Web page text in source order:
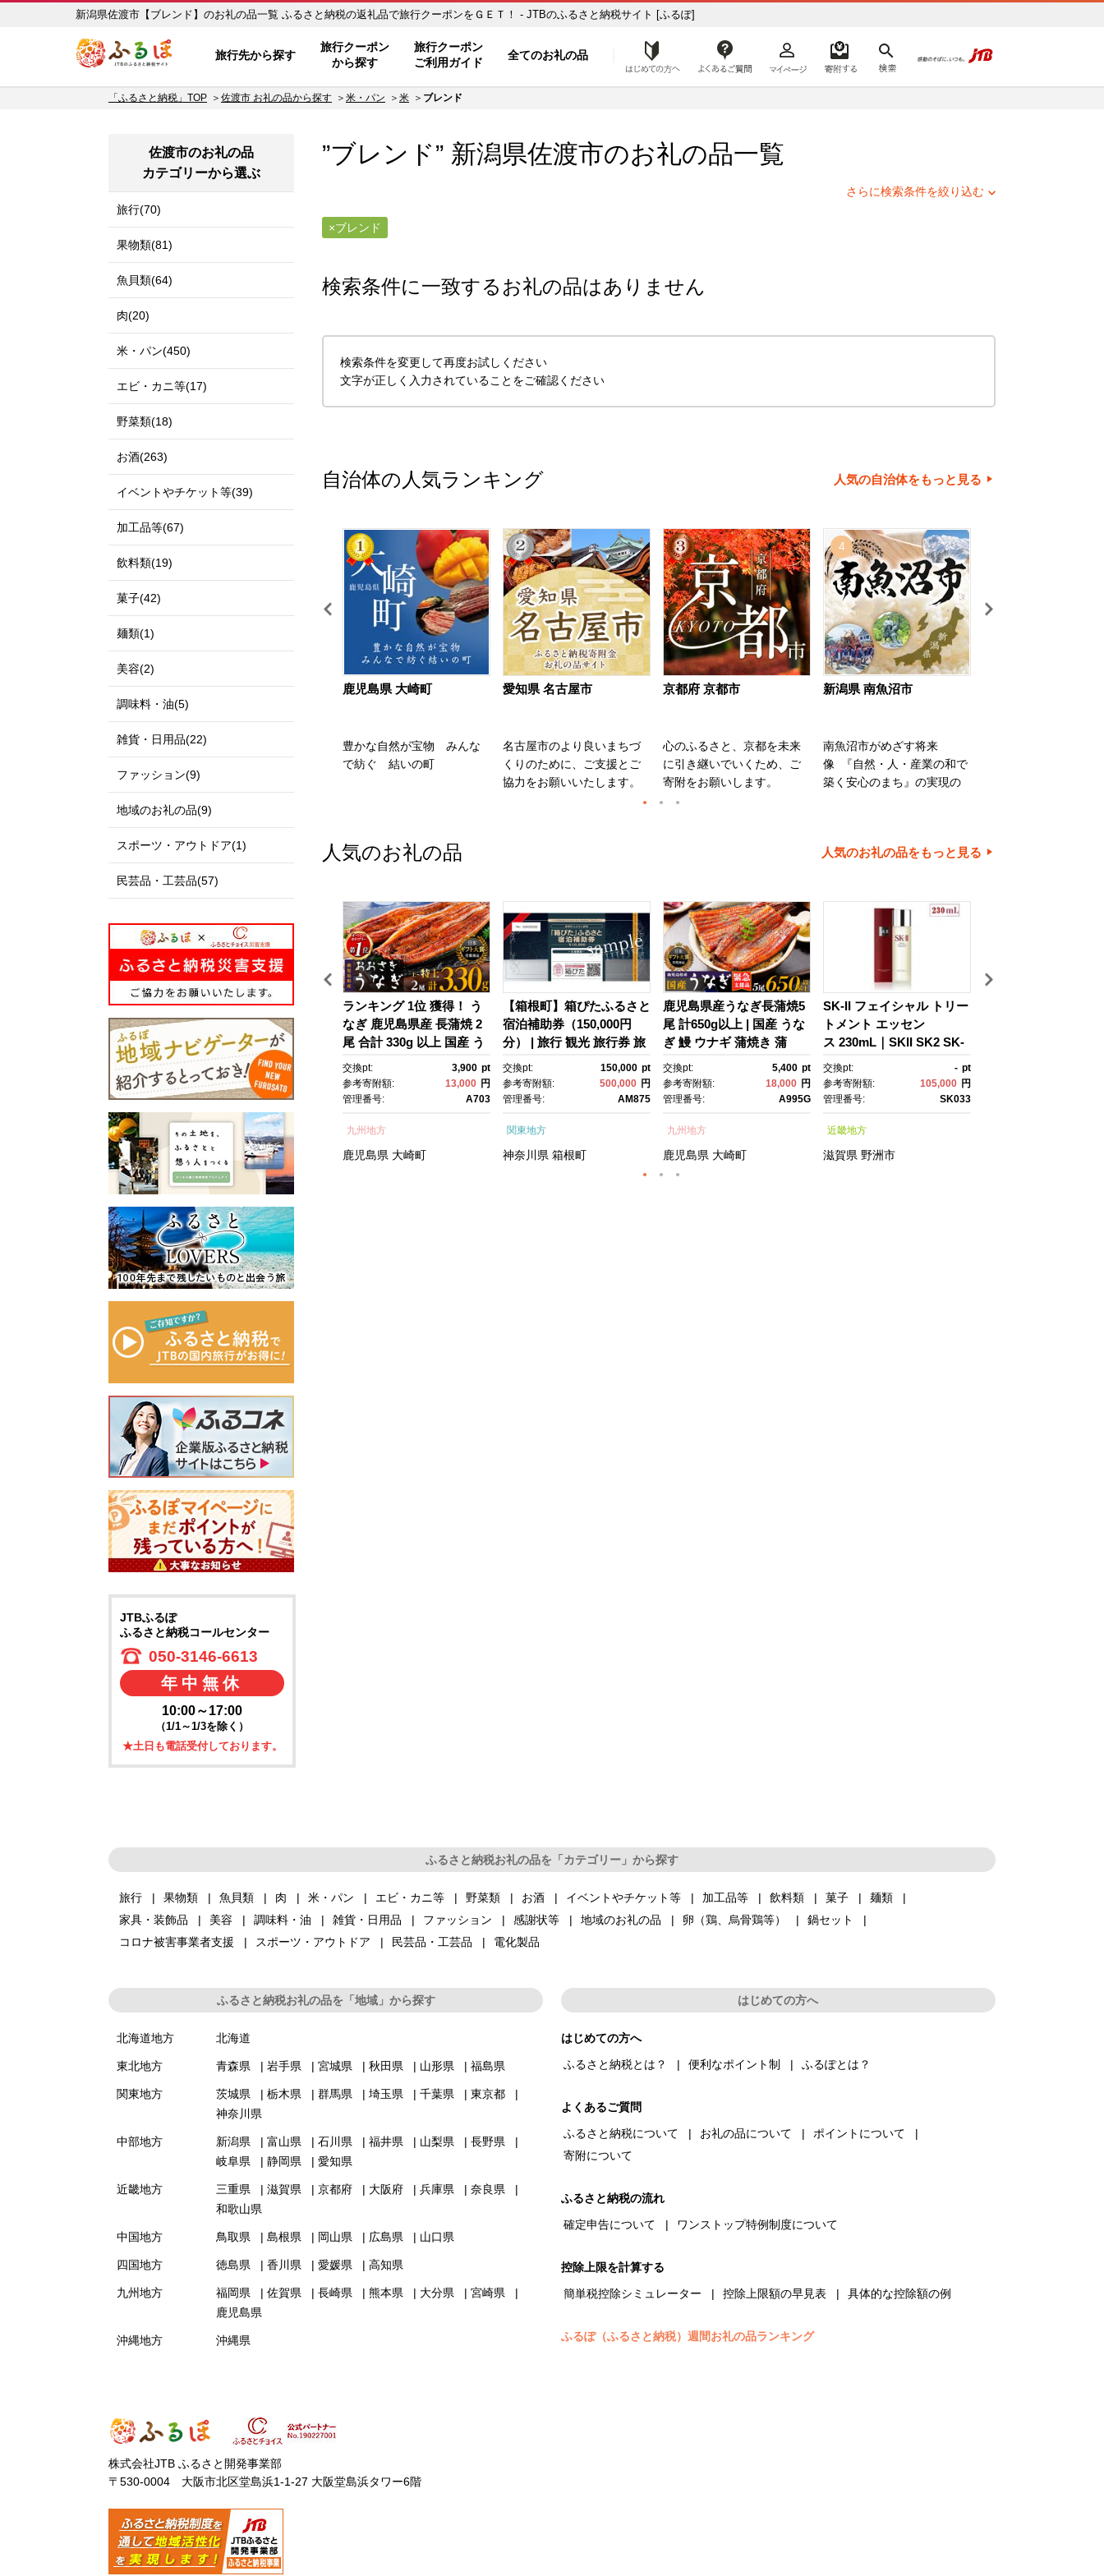
新潟県佐渡市【ブレンド】のお礼の品一覧 ふるさと納税の返礼品で旅行クーポンをＧＥＴ！ - JTBのふるさと納税サイト [ふるぽ]
旅行先から探す
旅行クーポン
から探す
旅行クーポン
ご利用ガイド
全てのお礼の品 はじめての方へ
「ふるさと納税」TOP 佐渡市 お礼の品から探す 米・パン 米 ブレンド
”ブレンド” 新潟県佐渡市のお礼の品一覧
さらに検索条件を絞り込む
ブレンド
検索条件に一致するお礼の品はありません
検索条件を変更して再度お試しください
文字が正しく入力されていることをご確認ください
自治体の人気ランキング 人気の自治体をもっと見る
和歌山県 和歌山市
和歌山市のことを知ってほ
づいてほしい！そして和歌
12
鳥取県 北栄町
私たちのまち北栄町は、鳥
口約14,000人の町です。
松の景色が美しい北条砂丘
を望む黒ぼく地帯の丘陵地
があり、豊かな自然に囲ま
れています。
し、スイカ、ぶどう、らっ
きょう、長芋などさまざま
な魅力ある農産物が生み出
されています。
また、漫画「名探偵コナ
ン」の作者である青山剛昌
氏の出身地であり、駅構内
に「名探偵コナン」の装飾
が施されたコナン駅（JR由
良駅）や青山氏の思い出の
青山剛昌ふるさと館をはじ
め、駅から青山剛昌ふるさ
と館までの約1.4kmを「コナ
ン通り」と名付け、キャラ
クターのブロンズ像やカラ
ーオブジェが点在するなど
「名探偵コナンに会えるま
ち」づくりを進めていま
す。
町を応援していただけるみ
まちづくりを進めていきま
す。
みなさまの応援をよろしく
鹿児島県 大崎町
豊かな自然が宝物 みんな
で紡ぐ 結いの町
愛知県 名古屋市
名古屋市のより良いまちづ
くりのために、ご支援とご
協力をお願いいたします。
京都府 京都市
心のふるさと、京都を未来
に引き継いでいくため、ご
寄附をお願いします。
4
新潟県 南魚沼市
南魚沼市がめざす将来
像 『自然・人・産業の和で
築く安心のまち』の実現の
す。
人気のお礼の品 人気のお礼の品をもっと見る
うなぎ 鹿児島県産 長蒲
焼 4尾 合計 660g 以上 国
産 うなぎ 鰻 ウナギ 蒲焼
き 蒲焼 かばやき 魚 魚
介 魚貝 海鮮 うな重 ひつ
まぶし 蒲焼 訳あり ギフ
ト 人気 おすすめ 鹿児島
県 大崎町 大隅半島 鰻 う
なぎ ウナギ 鰻 人気 ウナ
ギ うなぎ おすすめ ランキ
ング うなぎ おいし
い unagi うなぎ 【うなぎ
ぎ unagi 鰻 ウナギ うなぎ
6,600
pt
22,000
円
A702-NT
シマノ 釣具 電動リール ビ
ーストマスター 2000【 釣
り 釣り具 電動 リール シ
マノ SHIMANO フィッシ
ング アウトドア スポー
ツ 魚 人気 おすすめ 大阪
府 堺市】
交換pt:
参考寄附額:
485,000
管理番号:
近畿地方
大阪府
ランキング 1位 獲得！ う
なぎ 鹿児島県産 長蒲焼 2
尾 合計 330g 以上 国産 う
なぎ 鰻 ウナギ 蒲焼き 蒲
焼 かばやき 魚 魚介 魚
貝 海鮮 うな重 ひつまぶ
気 おすすめ 鹿児島県 大崎
町 大隅半島 A703
交換pt: 3,900 pt
参考寄附額:
13,000 円
管理番号:
A703
九州地方
鹿児島県 大崎町
【箱根町】箱ぴたふるさと
宿泊補助券（150,000円
分） | 旅行 観光 旅行券 旅
行クーポン クーポン 箱根
町ふるさと納税 神奈川県
ふるさと納税 神奈川県 箱
交換pt: 150,000 pt
参考寄附額:
500,000 円
管理番号:
AM875
関東地方
神奈川県 箱根町
鹿児島県産うなぎ長蒲焼5
尾 計650g以上 | 国産 うな
ぎ 鰻 ウナギ 蒲焼き 蒲
焼 かばやき unagi うなぎ
蒲焼 土用丑の日 土用の丑
の日 丑の日 魚 魚介 魚
り ギフト 人気 おすす
め 鹿児島県 大崎町 大隅半
交換pt: 5,400 pt
参考寄附額:
18,000 円
管理番号:
A995G
九州地方
鹿児島県 大崎町
SK-II フェイシャル トリー
トメント エッセン
ス 230mL｜SKII SK2 SK-
2 SK エスケーツー エスケ
ーツ エスケｰ ピテラ スキ
ンケア 化粧品 ｺｽﾒ フェイ
センス フェイシャルトリ
ートメント トリートメン
交換pt: - pt
参考寄附額:
105,000 円
管理番号:
SK033
近畿地方
滋賀県 野洲市
佐渡市のお礼の品
カテゴリーから選ぶ
旅行(70)
果物類(81)
魚貝類(64)
肉(20)
米・パン(450)
エビ・カニ等(17)
野菜類(18)
お酒(263)
イベントやチケット等(39)
加工品等(67)
飲料類(19)
菓子(42)
麺類(1)
美容(2)
調味料・油(5)
雑貨・日用品(22)
ファッション(9)
地域のお礼の品(9)
スポーツ・アウトドア(1)
民芸品・工芸品(57)
JTBふるぽ
ふるさと納税コールセンター
050-3146-6613
年中無休
10:00～17:00
（1/1～1/3を除く）
★土日も電話受付しております。
ふるさと納税お礼の品を「カテゴリー」から探す
旅行 果物類 魚貝類 肉 米・パン エビ・カニ等 野菜類 お酒 イベントやチケット等 加工品等 飲料類 菓子
麺類
家具・装飾品
美容 調味料・油 雑貨・日用品 ファッション 感謝状等 地域のお礼の品 卵（鶏、烏骨鶏等）
鍋セット
コロナ被害事業者支援
スポーツ・アウトドア 民芸品・工芸品 電化製品
ふるさと納税お礼の品を「地域」から探す
北海道地方 北海道
東北地方 青森県 岩手県 宮城県 秋田県 山形県 福島県
関東地方 茨城県 栃木県 群馬県 埼玉県 千葉県
東京都
神奈川県
中部地方 新潟県 富山県 石川県 福井県 山梨県
長野県
岐阜県
静岡県 愛知県
近畿地方 三重県 滋賀県 京都府 大阪府 兵庫県
奈良県
和歌山県
中国地方 鳥取県 島根県 岡山県 広島県 山口県
四国地方 徳島県 香川県 愛媛県 高知県
九州地方 福岡県 佐賀県 長崎県 熊本県 大分県
宮崎県
鹿児島県
沖縄地方 沖縄県
はじめての方へ
はじめての方へ
ふるさと納税とは？
便利なポイント制 ふるぽとは？
よくあるご質問
ふるさと納税について
お礼の品について
ポイントについて
寄附について
ふるさと納税の流れ
確定申告について
ワンストップ特例制度について
控除上限を計算する
簡単税控除シミュレーター
控除上限額の早見表 具体的な控除額の例
ふるぽ（ふるさと納税）週間お礼の品ランキング
株式会社JTB ふるさと開発事業部
〒530-0004 大阪市北区堂島浜1-1-27 大阪堂島浜タワー6階